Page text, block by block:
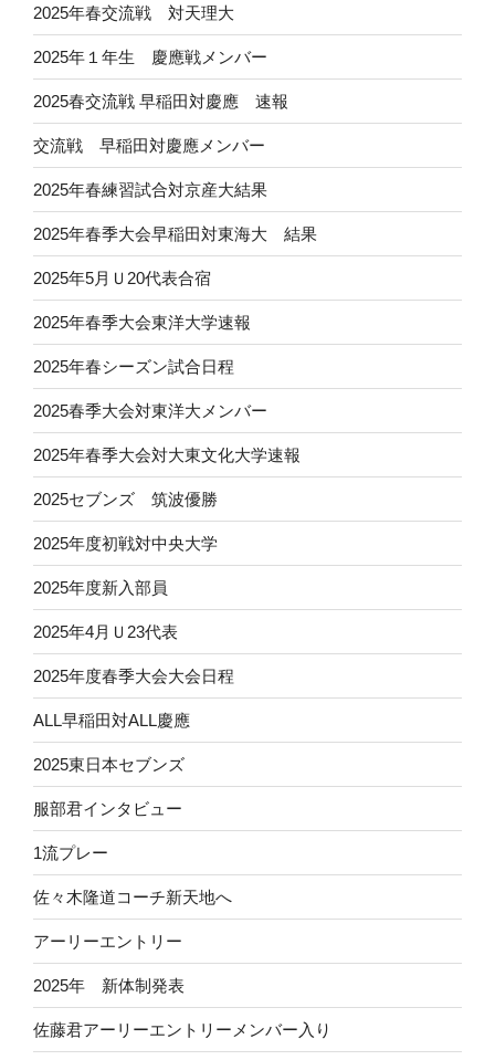
2025年春交流戦 対天理大
2025年１年生 慶應戦メンバー
2025春交流戦 早稲田対慶應 速報
交流戦 早稲田対慶應メンバー
2025年春練習試合対京産大結果
2025年春季大会早稲田対東海大 結果
2025年5月Ｕ20代表合宿
2025年春季大会東洋大学速報
2025年春シーズン試合日程
2025春季大会対東洋大メンバー
2025年春季大会対大東文化大学速報
2025セブンズ 筑波優勝
2025年度初戦対中央大学
2025年度新入部員
2025年4月Ｕ23代表
2025年度春季大会大会日程
ALL早稲田対ALL慶應
2025東日本セブンズ
服部君インタビュー
1流プレー
佐々木隆道コーチ新天地へ
アーリーエントリー
2025年 新体制発表
佐藤君アーリーエントリーメンバー入り